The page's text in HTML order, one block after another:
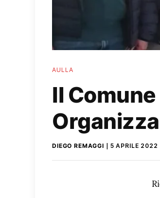
AULLA
Il
DIEGO REMAGGI 5 APRILE 2022